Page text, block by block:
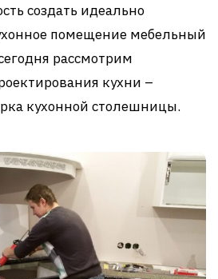
создать идеально
помещение мебельный
рассмотрим
кухни –
кухонной столешницы.